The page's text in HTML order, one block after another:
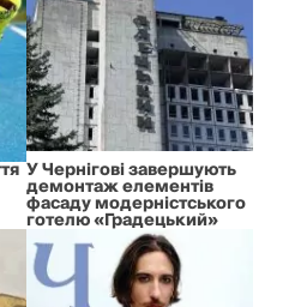
У Чернігові завершують
демонтаж елементів
фасаду модерністського
готелю «Градецький»